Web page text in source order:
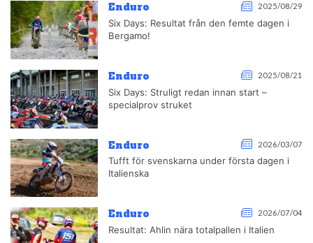
Enduro 2025/08/29
Six Days: Resultat från den femte dagen i
Bergamo!
Enduro 2025/08/21
Six Days: Struligt redan innan start –
specialprov struket
Enduro 2026/03/07
Tufft för svenskarna under första dagen i
Italienska
Enduro 2026/07/04
Resultat: Ahlin nära totalpallen i Italien